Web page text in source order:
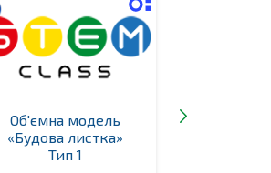
Об'ємна модель
«Будова листка»
Тип 1